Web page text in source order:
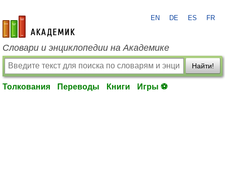
academic.ru
EN DE ES FR
Словари и энциклопедии на Академике
Найти!
Толкования Переводы Книги Игры ⚽